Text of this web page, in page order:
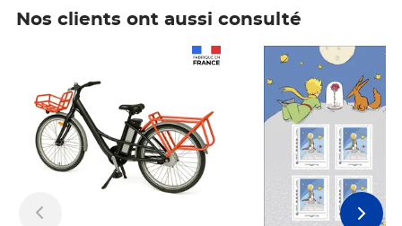
Nos clients ont aussi consulté
Prix 7,50€